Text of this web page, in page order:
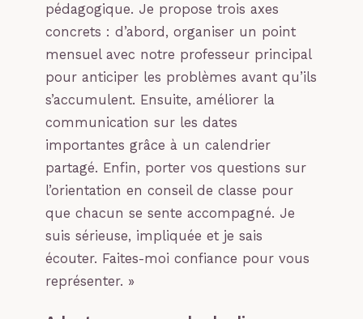
pédagogique. Je propose trois axes
concrets : d’abord, organiser un point
mensuel avec notre professeur principal
pour anticiper les problèmes avant qu’ils
s’accumulent. Ensuite, améliorer la
communication sur les dates
importantes grâce à un calendrier
partagé. Enfin, porter vos questions sur
l’orientation en conseil de classe pour
que chacun se sente accompagné. Je
suis sérieuse, impliquée et je sais
écouter. Faites-moi confiance pour vous
représenter. »